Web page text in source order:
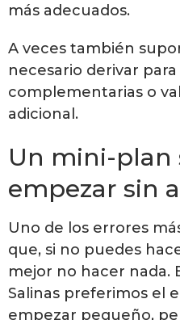
más adecuados.
A veces también
necesario derivar
complementarias o
adicional.
Un mini-plan
empezar sin
Uno de los errores
que, si no puedes
mejor no hacer nada.
Salinas preferimos el
empezar pequeño,